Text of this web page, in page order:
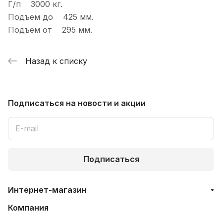
Г/п 3000 кг.
Подъем до 425 мм.
Подъем от 295 мм.
Назад к списку
Подписаться на новости и акции
Подписаться
Интернет-магазин
Компания